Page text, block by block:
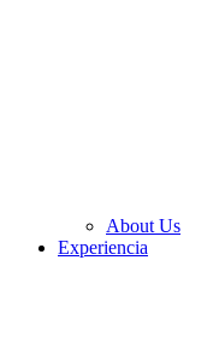
About Us
Experiencia